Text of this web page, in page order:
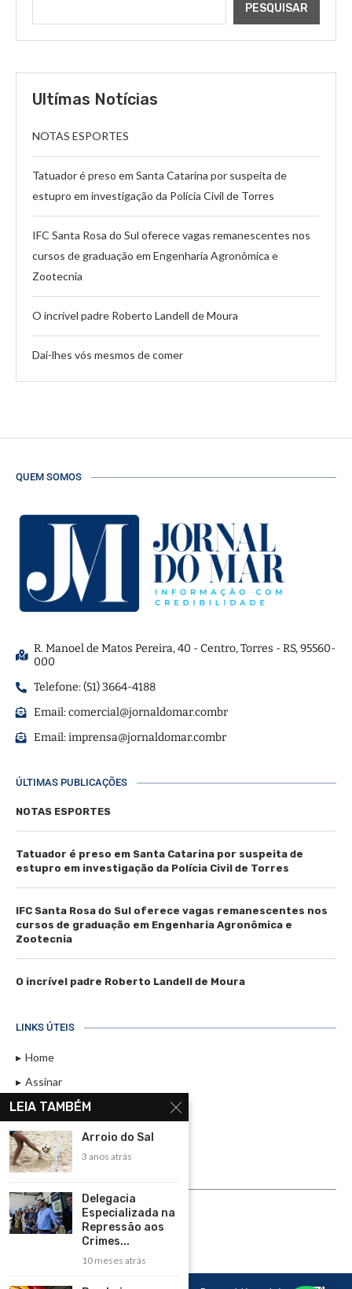
PESQUISAR
Ultímas Notícias
NOTAS ESPORTES
Tatuador é preso em Santa Catarina por suspeita de
estupro em investigação da Polícia Civil de Torres
IFC Santa Rosa do Sul oferece vagas remanescentes nos
cursos de graduação em Engenharia Agronômica e
Zootecnia
O incrível padre Roberto Landell de Moura
Dai-lhes vós mesmos de comer
QUEM SOMOS
R. Manoel de Matos Pereira, 40 - Centro, Torres - RS, 95560-
000
Telefone: (51) 3664-4188
Email:comercial@jornaldomar.combr
Email:imprensa@jornaldomar.combr
ÚLTIMAS PUBLICAÇÕES
NOTAS ESPORTES
Tatuador é preso em Santa Catarina por suspeita de
estupro em investigação da Polícia Civil de Torres
IFC Santa Rosa do Sul oferece vagas remanescentes nos
cursos de graduação em Engenharia Agronômica e
Zootecnia
O incrível padre Roberto Landell de Moura
LINKS ÚTEIS
Home
Assinar
Contato
Política de Privacidade
Rádio Maristela - Ao Vivo
ASSINE
LEIA TAMBÉM
Arroio do Sal
3 anos atrás
Delegacia
Especializada na
Repressão aos
Crimes...
10 meses atrás